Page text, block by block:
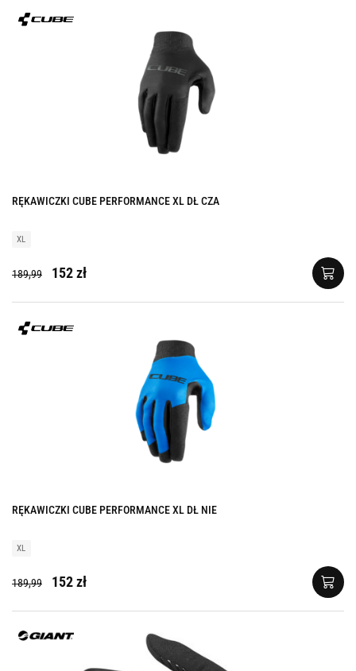
RĘKAWICZKI CUBE PERFORMANCE XL DŁ CZA
XL
189,99 152 zł
RĘKAWICZKI CUBE PERFORMANCE XL DŁ NIE
XL
189,99 152 zł